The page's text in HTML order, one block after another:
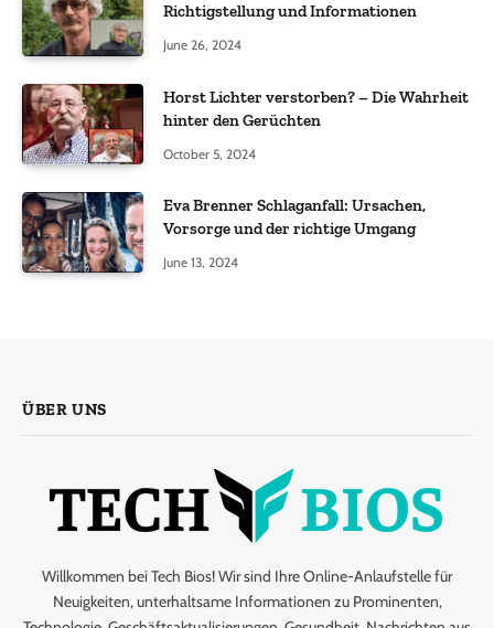
Richtigstellung und Informationen
June 26, 2024
Horst Lichter verstorben? – Die Wahrheit
hinter den Gerüchten
October 5, 2024
Eva Brenner Schlaganfall: Ursachen,
Vorsorge und der richtige Umgang
June 13, 2024
ÜBER UNS
Willkommen bei Tech Bios! Wir sind Ihre Online-Anlaufstelle für
Neuigkeiten, unterhaltsame Informationen zu Prominenten,